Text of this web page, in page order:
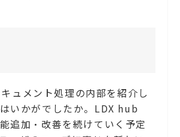
ュメント処理の内部を紹介し
いかがでしたか。LDX hub
追加・改善を続けていく予定